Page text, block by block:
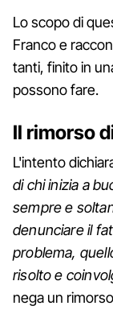
Lo scopo di
Franco e
tanti, finito in
possono fare.
Il rimorso
L'intento
di chi inizia a
sempre e
denunciare il
problema,
risolto e
nega un